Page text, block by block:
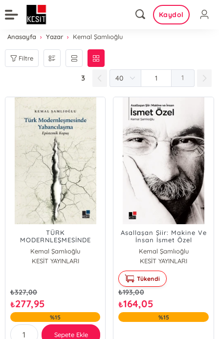
Kaydol
Anasayfa Yazar Kemal Şamlıoğlu
Filtre
3 1
TÜRK
MODERNLEŞMESİNDE
YABANCILAŞMA Epistemik
Kopuş
Kemal Şamlıoğlu
KESİT YAYINLARI
₺327,00
₺277,95
%15
Sepete Ekle
Asallaşan Şiir: Makine Ve
İnsan İsmet Özel
Kemal Şamlıoğlu
KESİT YAYINLARI
Tükendi
₺193,00
₺164,05
%15